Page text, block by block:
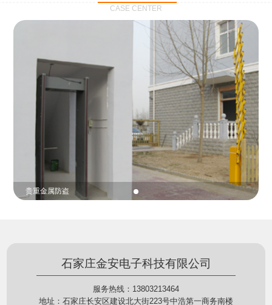
高，行政执法行为更加"阳光、透明"，通过工作站可
以随时调取证据视频，精准查阅现场资料，直戳了当
的展示给行政相对人看，有效的减少了行政相对人对
城管执法行为的误解，树立了执法的公信力。
置，实时查看执法人员到岗情况及根据执法环境迅速
调配周边执法人员。同时，内置NFC芯片，可支持身
份证查验等拓展功能，在实战中发挥着重要的作用，
能广泛应用于交警公安执法、卫生监督、城管执法、
海关执法、路政、质量监督、林业园林、消防、质量
监督、公路铁路等各个领域。
CASE CENTER
贵重金属防盗
石家庄金安电子科技有限公司
服务热线：13803213464
地址：石家庄长安区建设北大街223号中浩第一商务南楼